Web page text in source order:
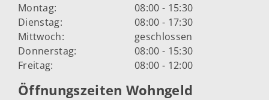
Montag:
08:00 - 15:30
Dienstag:
08:00 - 17:30
Mittwoch:
geschlossen
Donnerstag:
08:00 - 15:30
Freitag:
08:00 - 12:00
Öffnungszeiten Wohngeld